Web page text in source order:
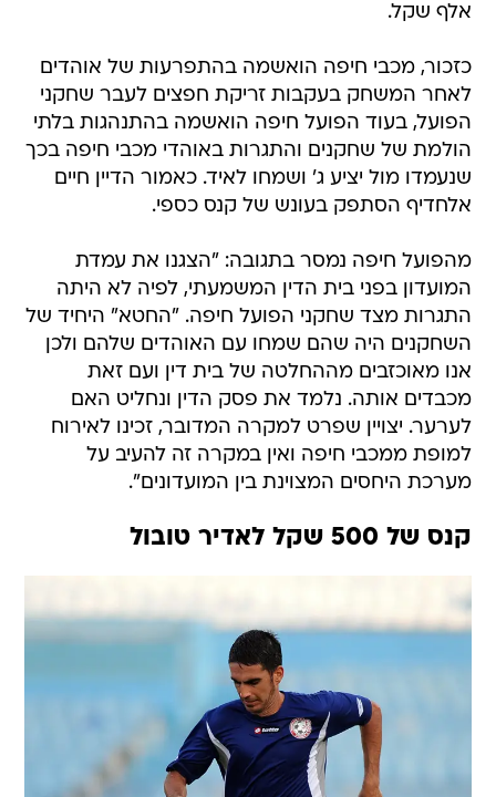
אלף שקל.
כזכור, מכבי חיפה הואשמה בהתפרעות של אוהדים
לאחר המשחק בעקבות זריקת חפצים לעבר שחקני
הפועל, בעוד הפועל חיפה הואשמה בהתנהגות בלתי
הולמת של שחקנים והתגרות באוהדי מכבי חיפה בכך
שנעמדו מול יציע ג' ושמחו לאיד. כאמור הדיין חיים
אלחדיף הסתפק בעונש של קנס כספי.
מהפועל חיפה נמסר בתגובה: "הצגנו את עמדת
המועדון בפני בית הדין המשמעתי, לפיה לא היתה
התגרות מצד שחקני הפועל חיפה. "החטא" היחיד של
השחקנים היה שהם שמחו עם האוהדים שלהם ולכן
אנו מאוכזבים מההחלטה של בית דין ועם זאת
מכבדים אותה. נלמד את פסק הדין ונחליט האם
לערער. יצויין שפרט למקרה המדובר, זכינו לאירוח
למופת ממכבי חיפה ואין במקרה זה להעיב על
מערכת היחסים המצוינת בין המועדונים".
קנס של 500 שקל לאדיר טובול